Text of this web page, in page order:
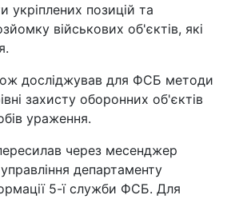
укріплених позицій та
військових об'єктів, які
досліджував для ФСБ методи
захисту оборонних об'єктів
ураження.
пересилав через месенджер
департаменту
5-ї служби ФСБ. Для